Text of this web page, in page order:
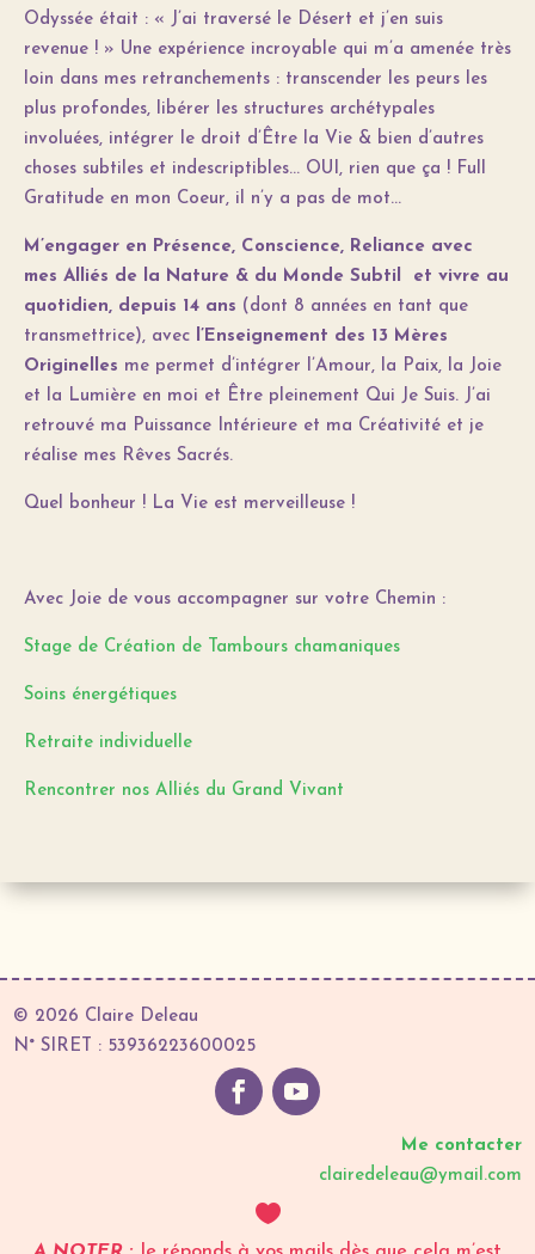
Odyssée était : « J’ai traversé le Désert et j’en suis
revenue ! » Une expérience incroyable qui m’a amenée très
loin dans mes retranchements : transcender les peurs les
plus profondes, libérer les structures archétypales
involuées, intégrer le droit d’Être la Vie & bien d’autres
choses subtiles et indescriptibles… OUI, rien que ça ! Full
Gratitude en mon Coeur, il n’y a pas de mot…
M’engager en Présence, Conscience, Reliance avec
mes Alliés de la Nature & du Monde Subtil et vivre au
quotidien, depuis 14 ans (dont 8 années en tant que
transmettrice), avec
l’Enseignement des 13 Mères
Originelles me permet d’intégrer l’Amour, la Paix, la Joie
et la Lumière en moi et Être pleinement Qui Je Suis. J’ai
retrouvé ma Puissance Intérieure et ma Créativité et je
réalise mes Rêves Sacrés.
Quel bonheur ! La Vie est merveilleuse !
Avec Joie de vous accompagner sur votre Chemin :
Stage de Création de Tambours chamaniques
Soins énergétiques
Retraite individuelle
Rencontrer nos Alliés du Grand Vivant
© 2026 Claire Deleau
N° SIRET : 53936223600025
Me contacter
clairedeleau@ymail.com
